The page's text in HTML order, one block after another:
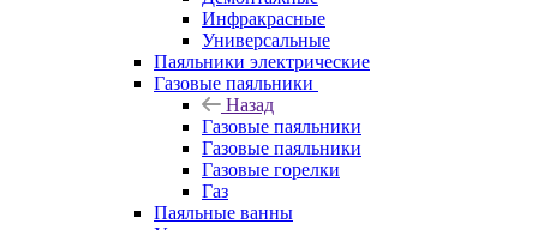
Инфракрасные
Универсальные
Паяльники электрические
Газовые паяльники
Назад
Газовые паяльники
Газовые паяльники
Газовые горелки
Газ
Паяльные ванны